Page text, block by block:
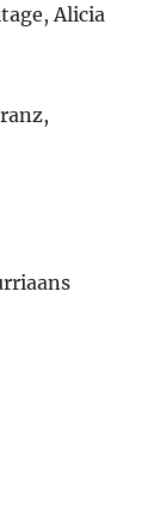
Alicia